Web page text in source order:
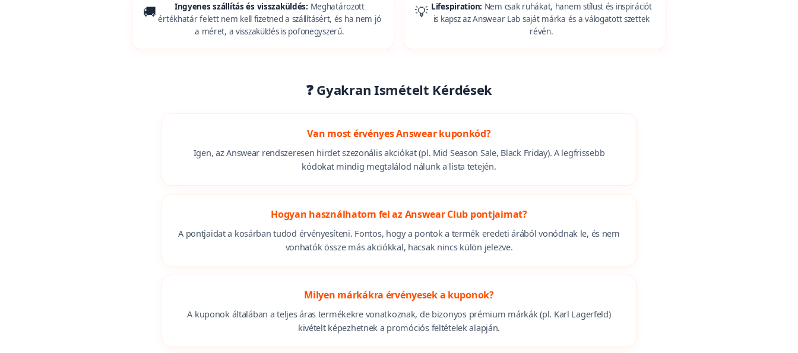
🚚 Ingyenes szállítás és visszaküldés: Meghatározott
értékhatár felett nem kell fizetned a szállításért, és ha nem jó
a méret, a visszaküldés is pofonegyszerű.
💡 Lifespiration: Nem csak ruhákat, hanem stílust és inspirációt
is kapsz az Answear Lab saját márka és a válogatott szettek
révén.
❓ Gyakran Ismételt Kérdések
Van most érvényes Answear kuponkód?
Igen, az Answear rendszeresen hirdet szezonális akciókat (pl. Mid Season Sale, Black Friday). A legfrissebb
kódokat mindig megtalálod nálunk a lista tetején.
Hogyan használhatom fel az Answear Club pontjaimat?
A pontjaidat a kosárban tudod érvényesíteni. Fontos, hogy a pontok a termék eredeti árából vonódnak le, és nem
vonhatók össze más akciókkal, hacsak nincs külön jelezve.
Milyen márkákra érvényesek a kuponok?
A kuponok általában a teljes áras termékekre vonatkoznak, de bizonyos prémium márkák (pl. Karl Lagerfeld)
kivételt képezhetnek a promóciós feltételek alapján.